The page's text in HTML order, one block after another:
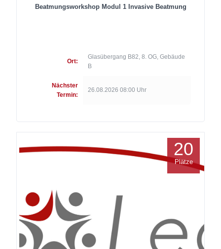
Beatmungsworkshop Modul 1 Invasive Beatmung
Ort:
Glasübergang B82, 8. OG, Gebäude
B
Nächster
Termin:
26.08.2026 08:00 Uhr
20
Plätze